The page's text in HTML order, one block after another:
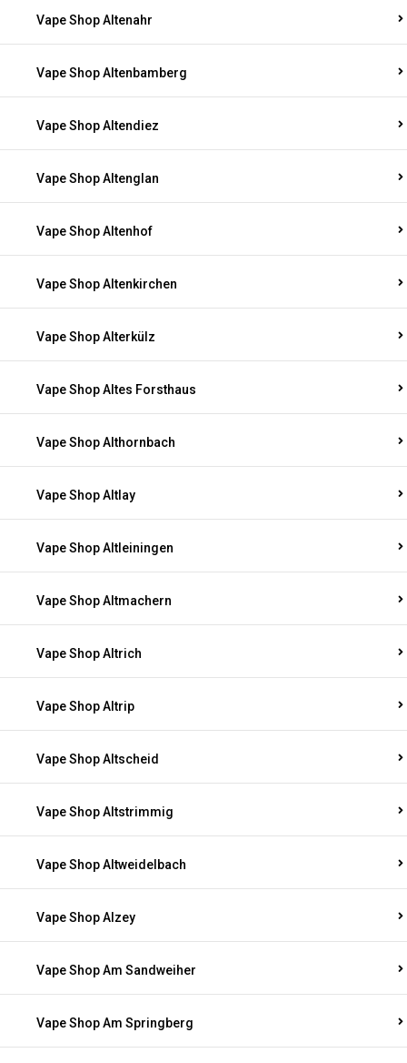
Vape Shop Altenahr
Vape Shop Altenbamberg
Vape Shop Altendiez
Vape Shop Altenglan
Vape Shop Altenhof
Vape Shop Altenkirchen
Vape Shop Alterkülz
Vape Shop Altes Forsthaus
Vape Shop Althornbach
Vape Shop Altlay
Vape Shop Altleiningen
Vape Shop Altmachern
Vape Shop Altrich
Vape Shop Altrip
Vape Shop Altscheid
Vape Shop Altstrimmig
Vape Shop Altweidelbach
Vape Shop Alzey
Vape Shop Am Sandweiher
Vape Shop Am Springberg